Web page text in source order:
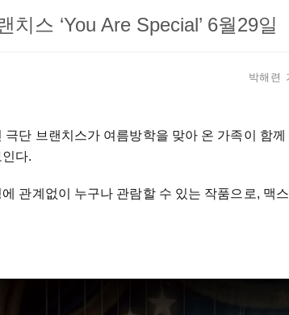
치스 ‘You Are Special’ 6월29일
박해련
극단 브랜치스가 여름방학을 맞아 온 가족이 함
다.
에 관계없이 누구나 관람할 수 있는 작품으로, 맥